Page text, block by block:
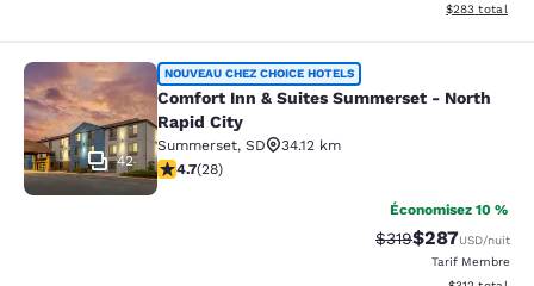
Afficher les
$283 total
Comfort Inn & Suites Summerset -
42
NOUVEAU CHEZ CHOICE HOTELS
Comfort Inn & Suites Summerset - North
Rapid City
Summerset, SD
34.12 km
4.71 étoiles. Exceptionnel. 28 commentaires
4.7(28)
Économisez 10 %
Tarif barré :
$319Tarif réduit :
$287USD/nuit
Tarif Membre